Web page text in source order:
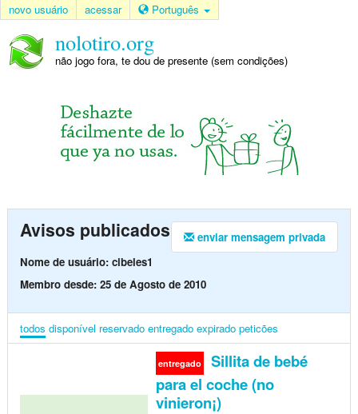
novo usuário acessar Português
nolotiro.org
não jogo fora, te dou de presente (sem condições)
enviar mensagem privada
Avisos publicados
Nome de usuário: cibeles1
Membro desde: 25 de Agosto de 2010
todos disponível reservado entregado expirado peticões
entregado
Sillita de bebé
para el coche (no
vinieron¡)